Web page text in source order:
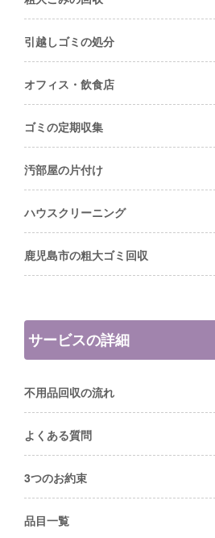
引越しゴミの処分
オフィス・飲食店
ゴミの定期収集
汚部屋の片付け
ハウスクリーニング
鹿児島市の粗大ゴミ回収
サービスの詳細
不用品回収の流れ
よくある質問
3つのお約束
品目一覧